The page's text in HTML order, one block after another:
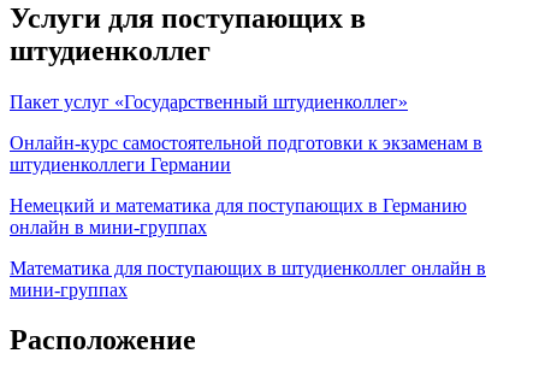
Услуги для поступающих в
штудиенколлег
Пакет услуг «Государственный штудиенколлег»
Онлайн-курс самостоятельной подготовки к экзаменам в
штудиенколлеги Германии
Немецкий и математика для поступающих в Германию
онлайн в мини-группах
Математика для поступающих в штудиенколлег онлайн в
мини-группах
Расположение